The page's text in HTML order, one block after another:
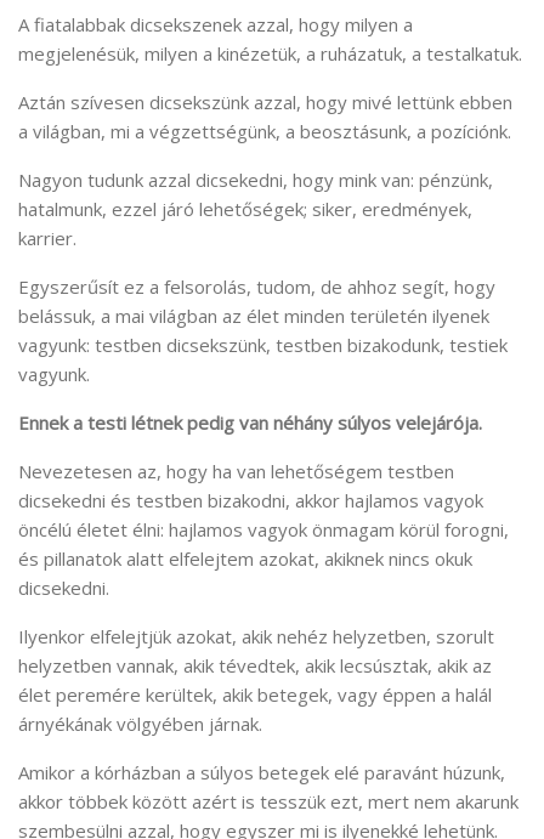
A fiatalabbak dicsekszenek azzal, hogy milyen a
megjelenésük, milyen a kinézetük, a ruházatuk, a testalkatuk.
Aztán szívesen dicsekszünk azzal, hogy mivé lettünk ebben
a világban, mi a végzettségünk, a beosztásunk, a pozíciónk.
Nagyon tudunk azzal dicsekedni, hogy mink van: pénzünk,
hatalmunk, ezzel járó lehetőségek; siker, eredmények,
karrier.
Egyszerűsít ez a felsorolás, tudom, de ahhoz segít, hogy
belássuk, a mai világban az élet minden területén ilyenek
vagyunk: testben dicsekszünk, testben bizakodunk, testiek
vagyunk.
Ennek a testi létnek pedig van néhány súlyos velejárója.
Nevezetesen az, hogy ha van lehetőségem testben
dicsekedni és testben bizakodni, akkor hajlamos vagyok
öncélú életet élni: hajlamos vagyok önmagam körül forogni,
és pillanatok alatt elfelejtem azokat, akiknek nincs okuk
dicsekedni.
Ilyenkor elfelejtjük azokat, akik nehéz helyzetben, szorult
helyzetben vannak, akik tévedtek, akik lecsúsztak, akik az
élet peremére kerültek, akik betegek, vagy éppen a halál
árnyékának völgyében járnak.
Amikor a kórházban a súlyos betegek elé paravánt húzunk,
akkor többek között azért is tesszük ezt, mert nem akarunk
szembesülni azzal, hogy egyszer mi is ilyenekké lehetünk.